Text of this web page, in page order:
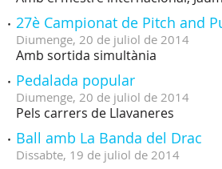
27è Campionat de Pitch and
Diumenge, 20 de juliol de 2014
Amb sortida simultània
Pedalada popular
Diumenge, 20 de juliol de 2014
Pels carrers de Llavaneres
Ball amb La Banda del Drac
Dissabte, 19 de juliol de 2014